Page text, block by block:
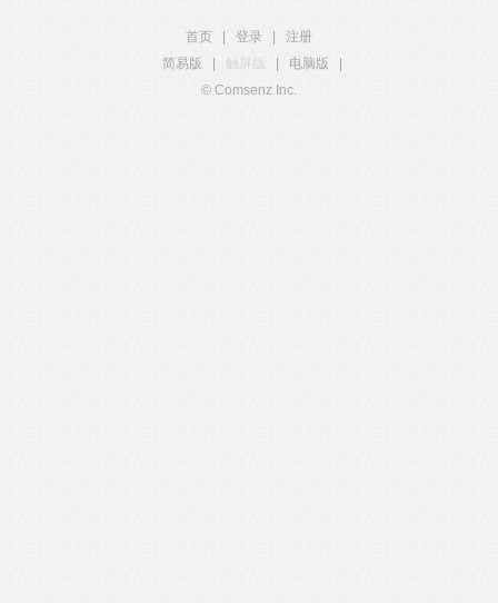
首页 登录
注册
简易版
触屏版 电脑版
© Comsenz Inc.